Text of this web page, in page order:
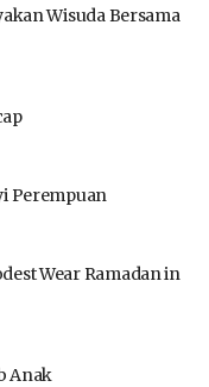
Wisuda Bersama
Perempuan
Wear Ramadan in
Anak